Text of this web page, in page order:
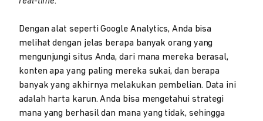
Dengan alat seperti Google Analytics, Anda bisa
melihat dengan jelas berapa banyak orang yang
mengunjungi situs Anda, dari mana mereka berasal,
konten apa yang paling mereka sukai, dan berapa
banyak yang akhirnya melakukan pembelian. Data ini
adalah harta karun. Anda bisa mengetahui strategi
mana yang berhasil dan mana yang tidak, sehingga